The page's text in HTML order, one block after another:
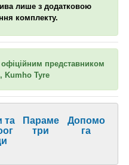
лише з додатковою
комплекту.
офіційним представником
Kumho Tyre
та
Параме
три
Допомо
га